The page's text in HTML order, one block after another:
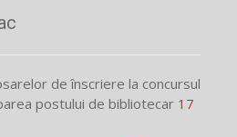
de înscriere la concursul
postului de bibliotecar 17